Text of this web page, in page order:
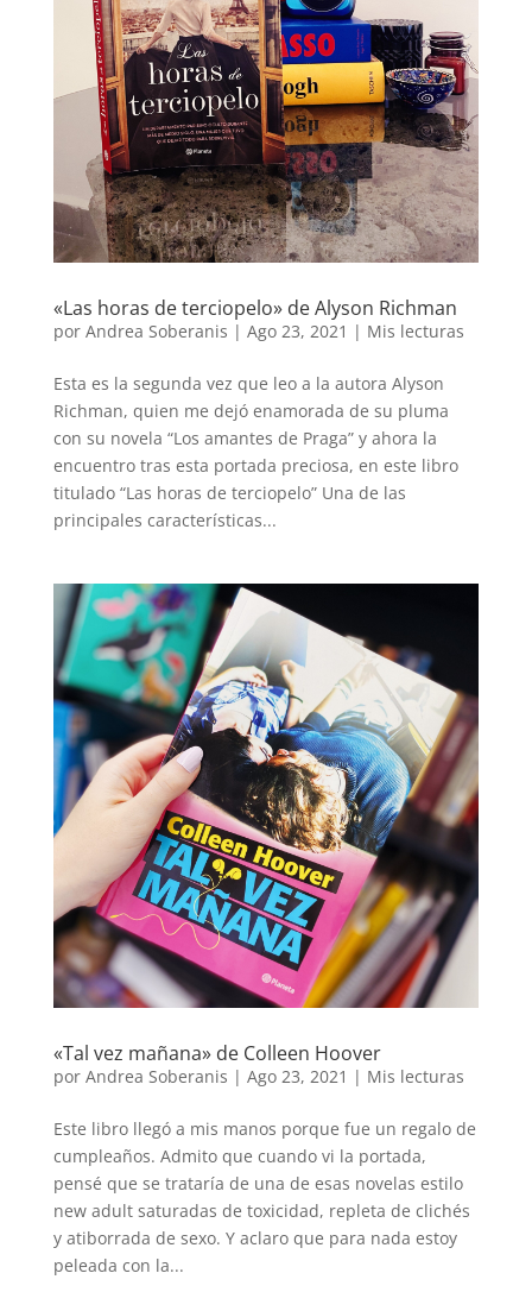
«Las horas de terciopelo» de Alyson Richman
por Andrea Soberanis | Ago 23, 2021 | Mis lecturas
Esta es la segunda vez que leo a la autora Alyson
Richman, quien me dejó enamorada de su pluma
con su novela “Los amantes de Praga” y ahora la
encuentro tras esta portada preciosa, en este libro
titulado “Las horas de terciopelo” Una de las
principales características...
«Tal vez mañana» de Colleen Hoover
por Andrea Soberanis | Ago 23, 2021 | Mis lecturas
Este libro llegó a mis manos porque fue un regalo de
cumpleaños. Admito que cuando vi la portada,
pensé que se trataría de una de esas novelas estilo
new adult saturadas de toxicidad, repleta de clichés
y atiborrada de sexo. Y aclaro que para nada estoy
peleada con la...